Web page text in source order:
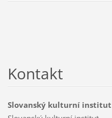
Kontakt
Slovanský kulturní institut